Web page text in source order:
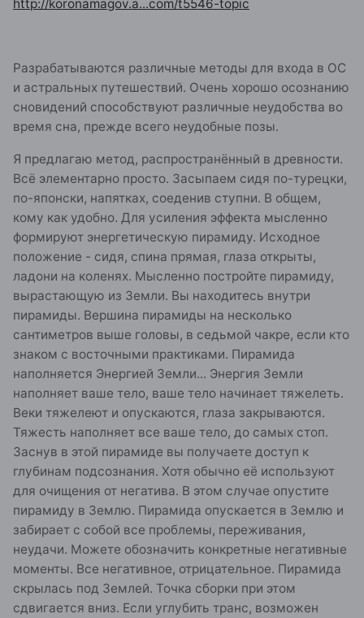
http://koronamagov.a...com/t5546-topic
Разрабатываются различные методы для входа в ОС
и астральных путешествий. Очень хорошо осознанию
сновидений способствуют различные неудобства во
время сна, прежде всего неудобные позы.
Я предлагаю метод, распространённый в древности.
Всё элементарно просто. Засыпаем сидя по-турецки,
по-японски, напятках, соеденив ступни. В общем,
кому как удобно. Для усиления эффекта мысленно
формируют энергетическую пирамиду. Исходное
положение - сидя, спина прямая, глаза открыты,
ладони на коленях. Мысленно постройте пирамиду,
вырастающую из Земли. Вы находитесь внутри
пирамиды. Вершина пирамиды на несколько
сантиметров выше головы, в седьмой чакре, если кто
знаком с восточными практиками. Пирамида
наполняется Энергией Земли... Энергия Земли
наполняет ваше тело, ваше тело начинает тяжелеть.
Веки тяжелеют и опускаются, глаза закрываются.
Тяжесть наполняет все ваше тело, до самых стоп.
Заснув в этой пирамиде вы получаете доступ к
глубинам подсознания. Хотя обычно её используют
для очищения от негатива. В этом случае опустите
пирамиду в Землю. Пирамида опускается в Землю и
забирает с собой все проблемы, переживания,
неудачи. Можете обозначить конкретные негативные
моменты. Все негативное, отрицательное. Пирамида
скрылась под Землей. Точка сборки при этом
сдвигается вниз. Если углубить транс, возможен